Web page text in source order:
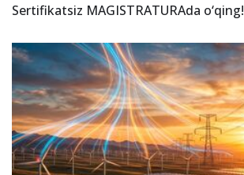
Sertifikatsiz MAGISTRATURAda o‘qing!